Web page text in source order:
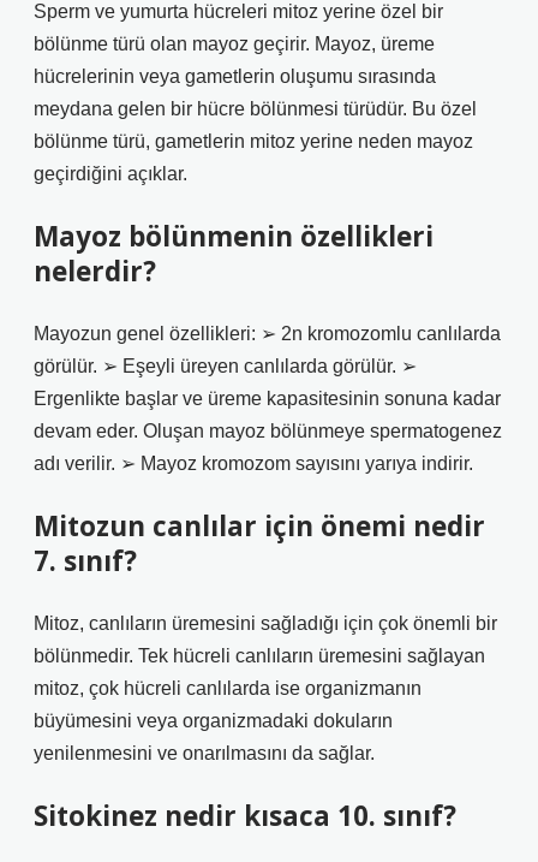
Sperm ve yumurta hücreleri mitoz yerine özel bir
bölünme türü olan mayoz geçirir. Mayoz, üreme
hücrelerinin veya gametlerin oluşumu sırasında
meydana gelen bir hücre bölünmesi türüdür. Bu özel
bölünme türü, gametlerin mitoz yerine neden mayoz
geçirdiğini açıklar.
Mayoz bölünmenin özellikleri
nelerdir?
Mayozun genel özellikleri: ➢ 2n kromozomlu canlılarda
görülür. ➢ Eşeyli üreyen canlılarda görülür. ➢
Ergenlikte başlar ve üreme kapasitesinin sonuna kadar
devam eder. Oluşan mayoz bölünmeye spermatogenez
adı verilir. ➢ Mayoz kromozom sayısını yarıya indirir.
Mitozun canlılar için önemi nedir
7. sınıf?
Mitoz, canlıların üremesini sağladığı için çok önemli bir
bölünmedir. Tek hücreli canlıların üremesini sağlayan
mitoz, çok hücreli canlılarda ise organizmanın
büyümesini veya organizmadaki dokuların
yenilenmesini ve onarılmasını da sağlar.
Sitokinez nedir kısaca 10. sınıf?